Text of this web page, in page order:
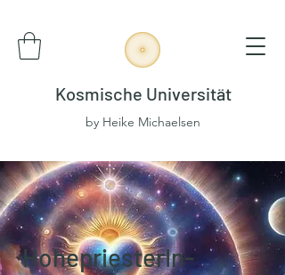
Kosmische Universität
by Heike Michaelsen
HohepriesterIn-